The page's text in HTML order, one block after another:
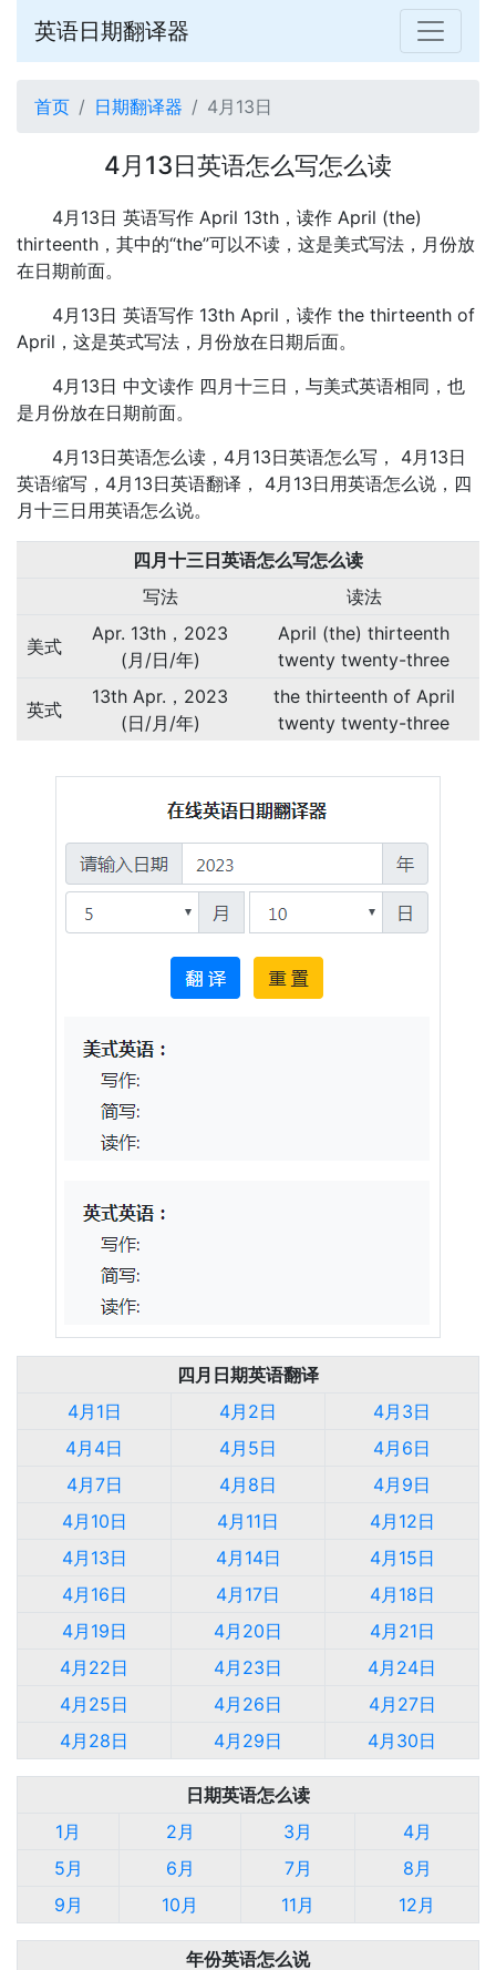
英语日期翻译器
首页 日期翻译器 4月13日
4月13日英语怎么写怎么读
4月13日 英语写作 April 13th，读作 April (the)
thirteenth，其中的“the”可以不读，这是美式写法，月份放
在日期前面。
4月13日 英语写作 13th April，读作 the thirteenth of
April，这是英式写法，月份放在日期后面。
4月13日 中文读作 四月十三日，与美式英语相同，也
是月份放在日期前面。
4月13日英语怎么读，4月13日英语怎么写， 4月13日
英语缩写，4月13日英语翻译， 4月13日用英语怎么说，四
月十三日用英语怎么说。
四月十三日英语怎么写怎么读
写法
读法
美式
Apr. 13th，2023
(月/日/年)
April (the) thirteenth
twenty twenty-three
英式
13th Apr.，2023
(日/月/年)
the thirteenth of April
twenty twenty-three
四月日期英语翻译
4月1日
4月2日
4月3日
4月4日
4月5日
4月6日
4月7日
4月8日
4月9日
4月10日
4月11日
4月12日
4月13日
4月14日
4月15日
4月16日
4月17日
4月18日
4月19日
4月20日
4月21日
4月22日
4月23日
4月24日
4月25日
4月26日
4月27日
4月28日
4月29日 4月30日
日期英语怎么读
1月
2月 3月
4月
5月
6月 7月
8月
9月
10月 11月 12月
年份英语怎么说